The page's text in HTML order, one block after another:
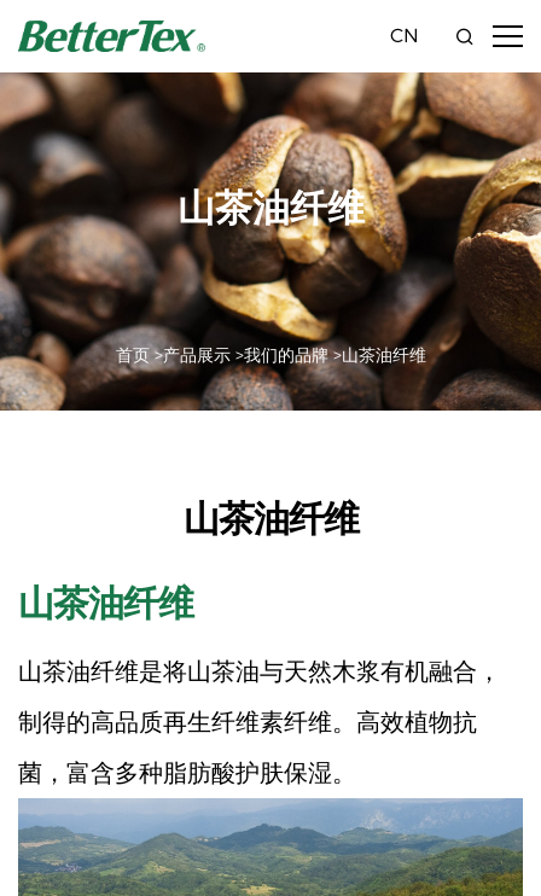
CN
山茶油纤维
首页 >产品展示 >我们的品牌 >山茶油纤维
山茶油纤维
山茶油纤维
山茶油纤维是将山茶油与天然木浆有机融合，
制得的高品质再生纤维素纤维。高效植物抗
菌，富含多种脂肪酸护肤保湿。